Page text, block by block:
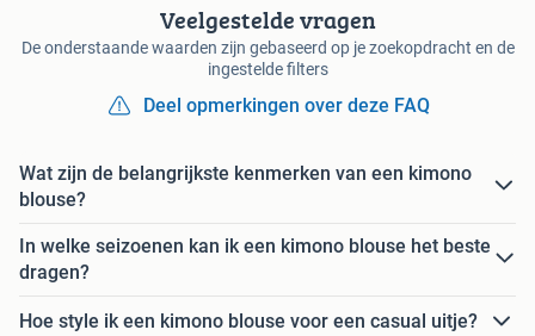
Veelgestelde vragen
De onderstaande waarden zijn gebaseerd op je zoekopdracht en de
ingestelde filters
Deel opmerkingen over deze FAQ
Wat zijn de belangrijkste kenmerken van een kimono
blouse?
In welke seizoenen kan ik een kimono blouse het beste
dragen?
Hoe style ik een kimono blouse voor een casual uitje?